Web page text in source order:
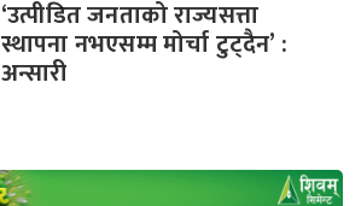
‘उत्पीडित जनताको राज्यसत्ता
स्थापना नभएसम्म मोर्चा टुट्दैन’ :
अन्सारी